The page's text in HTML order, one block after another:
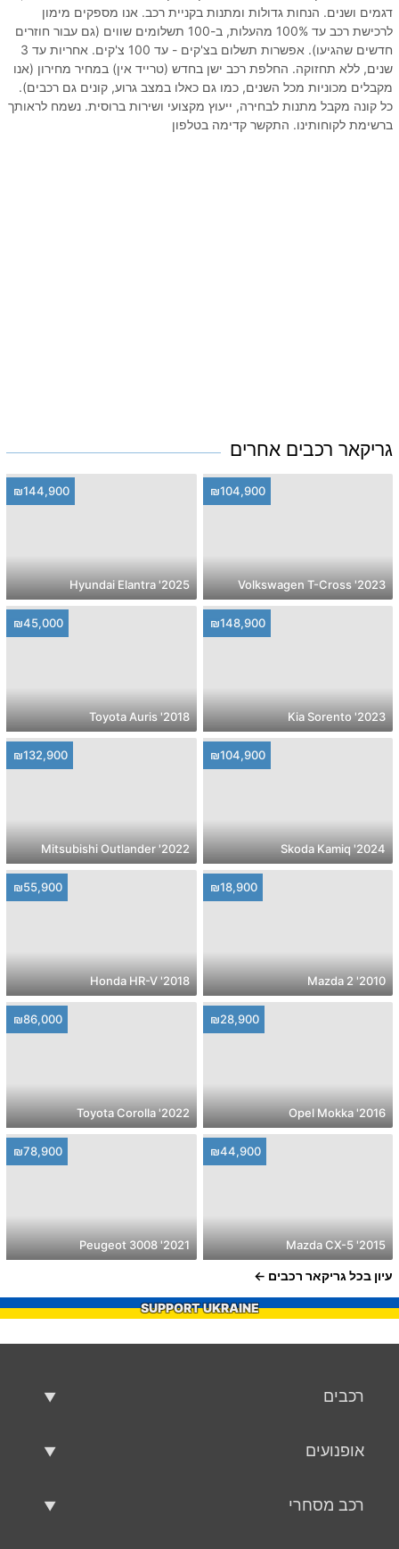
דגמים ושנים. הנחות גדולות ומתנות בקניית רכב. אנו מספקים מימון
לרכישת רכב עד 100% מהעלות, ב-100 תשלומים שווים (גם עבור חוזרים
חדשים שהגיעו). אפשרות תשלום בצ'קים - עד 100 צ'קים. אחריות עד 3
שנים, ללא תחזוקה. החלפת רכב ישן בחדש (טרייד אין) במחיר מחירון (אנו
מקבלים מכוניות מכל השנים, כמו גם כאלו במצב גרוע, קונים גם רכבים).
כל קונה מקבל מתנות לבחירה, ייעוץ מקצועי ושירות ברוסית. נשמח לראותך
ברשימת לקוחותינו. התקשר קדימה בטלפון
גריקאר רכבים אחרים
₪104,900
2023' Volkswagen T-Cross
₪144,900
2025' Hyundai Elantra
₪148,900
2023' Kia Sorento
₪45,000
2018' Toyota Auris
₪104,900
2024' Skoda Kamiq
₪132,900
2022' Mitsubishi Outlander
₪18,900
2010' Mazda 2
₪55,900
2018' Honda HR-V
₪28,900
2016' Opel Mokka
₪86,000
2022' Toyota Corolla
₪44,900
2015' Mazda CX-5
₪78,900
2021' Peugeot 3008
עיון בכל גריקאר רכבים
SUPPORT UKRAINE
רכבים
אופנועים
רכב מסחרי